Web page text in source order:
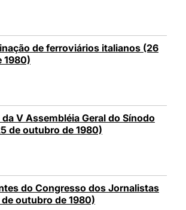
de ferroviários italianos (26
1980)
V Assembléia Geral do Sínodo
de outubro de 1980)
do Congresso dos Jornalistas
outubro de 1980)